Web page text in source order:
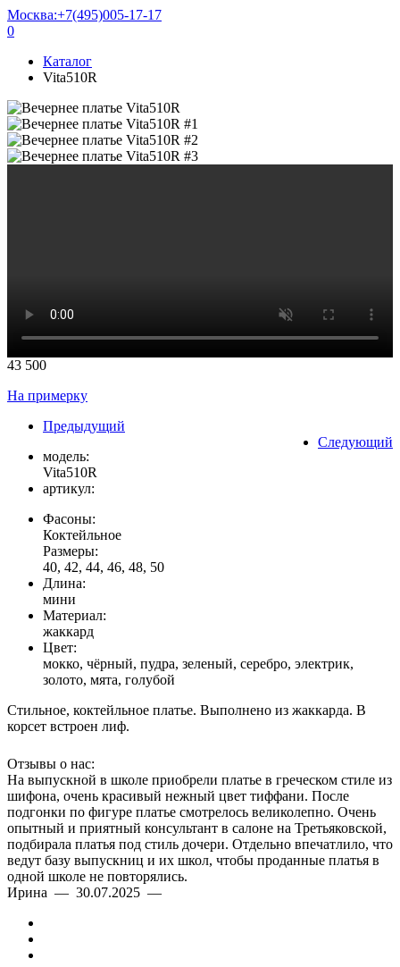
Москва:+7(495)005-17-17
0
Каталог
Vita510R
43 500
На примерку
Предыдущий
Следующий
модель:
Vita510R
артикул:
Фасоны:
Коктейльное
Размеры:
40, 42, 44, 46, 48, 50
Длина:
мини
Материал:
жаккард
Цвет:
мокко, чёрный, пудра, зеленый, серебро, электрик,
золото, мята, голубой
Стильное, коктейльное платье. Выполнено из жаккарда. В
корсет встроен лиф.
Отзывы о нас:
На выпускной в школе приобрели платье в греческом стиле из
шифона, очень красивый нежный цвет тиффани. После
подгонки по фигуре платье смотрелось великолепно. Очень
опытный и приятный консультант в салоне на Третьяковской,
подбирала платья под стиль дочери. Отдельно впечатлило, что
ведут базу выпускниц и их школ, чтобы проданные платья в
одной школе не повторялись.
Ирина — 30.07.2025 —